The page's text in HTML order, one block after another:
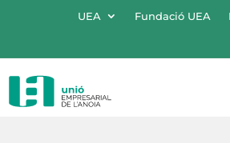
UEA Fundació UEA